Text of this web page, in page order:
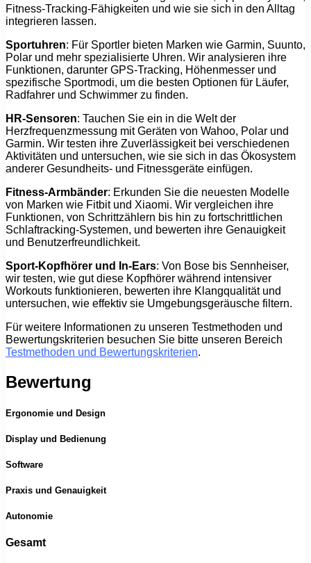
Fitness-Tracking-Fähigkeiten und wie sie sich in den Alltag
integrieren lassen.
Sportuhren: Für Sportler bieten Marken wie Garmin, Suunto,
Polar und mehr spezialisierte Uhren. Wir analysieren ihre
Funktionen, darunter GPS-Tracking, Höhenmesser und
spezifische Sportmodi, um die besten Optionen für Läufer,
Radfahrer und Schwimmer zu finden.
HR-Sensoren: Tauchen Sie ein in die Welt der
Herzfrequenzmessung mit Geräten von Wahoo, Polar und
Garmin. Wir testen ihre Zuverlässigkeit bei verschiedenen
Aktivitäten und untersuchen, wie sie sich in das Ökosystem
anderer Gesundheits- und Fitnessgeräte einfügen.
Fitness-Armbänder: Erkunden Sie die neuesten Modelle
von Marken wie Fitbit und Xiaomi. Wir vergleichen ihre
Funktionen, von Schrittzählern bis hin zu fortschrittlichen
Schlaftracking-Systemen, und bewerten ihre Genauigkeit
und Benutzerfreundlichkeit.
Sport-Kopfhörer und In-Ears: Von Bose bis Sennheiser,
wir testen, wie gut diese Kopfhörer während intensiver
Workouts funktionieren, bewerten ihre Klangqualität und
untersuchen, wie effektiv sie Umgebungsgeräusche filtern.
Für weitere Informationen zu unseren Testmethoden und
Bewertungskriterien besuchen Sie bitte unseren Bereich
Testmethoden und Bewertungskriterien.
Bewertung
Ergonomie und Design
Display und Bedienung
Software
Praxis und Genauigkeit
Autonomie
Gesamt